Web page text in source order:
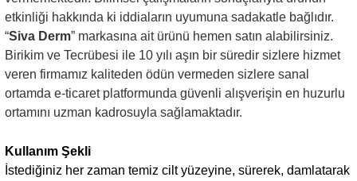
etkinliği hakkında ki iddiaların uyumuna sadakatle bağlıdır.
“Siva Derm” markasına ait ürünü hemen satın alabilirsiniz.
Birikim ve Tecrübesi ile 10 yılı aşın bir süredir sizlere hizmet
veren firmamız kaliteden ödün vermeden sizlere sanal
ortamda e-ticaret platformunda güvenli alışverişin en huzurlu
ortamını uzman kadrosuyla sağlamaktadır.
Kullanım Şekli
İstediğiniz her zaman temiz cilt yüzeyine, sürerek, damlatarak